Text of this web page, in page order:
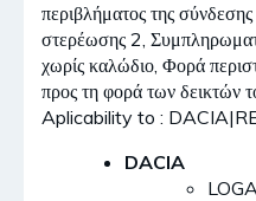
περιβλήματος της
στερέωσης 2,
χωρίς καλώδιο, Φορά
προς τη φορά των δεικτών
Aplicability to :
DACIA